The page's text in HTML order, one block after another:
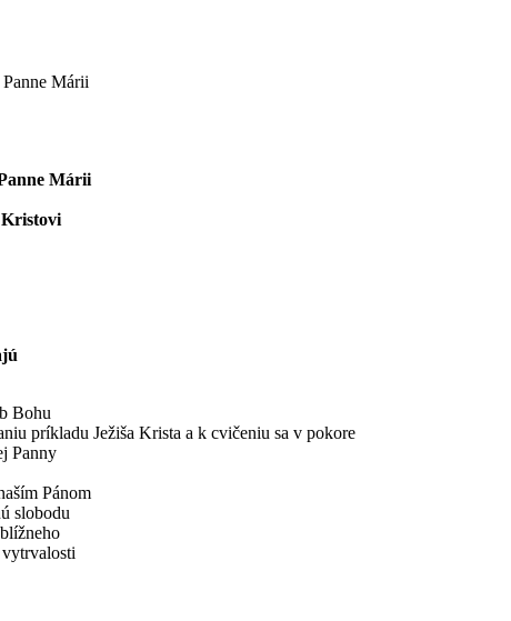
Márii
Márii
Kristovi
Bohu
príkladu Ježiša Krista a k cvičeniu sa v pokore
Panny
Pánom
slobodu